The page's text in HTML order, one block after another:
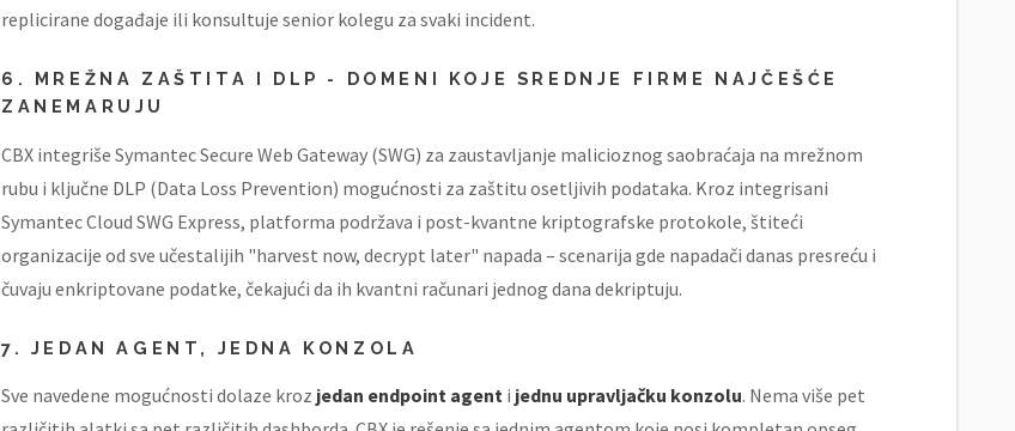
replicirane događaje ili konsultuje senior kolegu za svaki incident.
6. MREŽNA ZAŠTITA I DLP - DOMENI KOJE SREDNJE FIRME NAJČEŠĆE
ZANEMARUJU
CBX integriše Symantec Secure Web Gateway (SWG) za zaustavljanje malicioznog saobraćaja na mrežnom
rubu i ključne DLP (Data Loss Prevention) mogućnosti za zaštitu osetljivih podataka. Kroz integrisani
Symantec Cloud SWG Express, platforma podržava i post-kvantne kriptografske protokole, štiteći
organizacije od sve učestalijih "harvest now, decrypt later" napada – scenarija gde napadači danas presreću i
čuvaju enkriptovane podatke, čekajući da ih kvantni računari jednog dana dekriptuju.
7. JEDAN AGENT, JEDNA KONZOLA
Sve navedene mogućnosti dolaze kroz jedan endpoint agent i jednu upravljačku konzolu. Nema više pet